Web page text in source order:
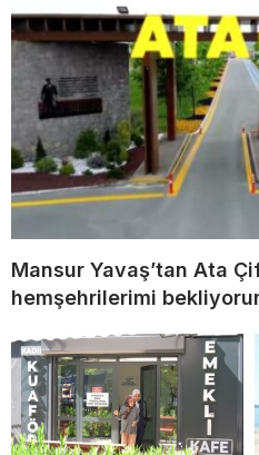
Mansur Yavaş’tan Ata
hemşehrilerimi